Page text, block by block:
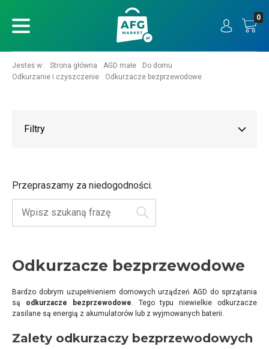
0
Jesteś w: Strona główna AGD małe
Do domu
Odkurzanie i czyszczenie
Odkurzacze bezprzewodowe
Filtry
Przepraszamy za niedogodności.
Odkurzacze bezprzewodowe
Bardzo dobrym uzupełnieniem domowych urządzeń AGD do sprzątania
są odkurzacze bezprzewodowe. Tego typu niewielkie odkurzacze
zasilane są energią z akumulatorów lub z wyjmowanych baterii.
Zalety odkurzaczy bezprzewodowych